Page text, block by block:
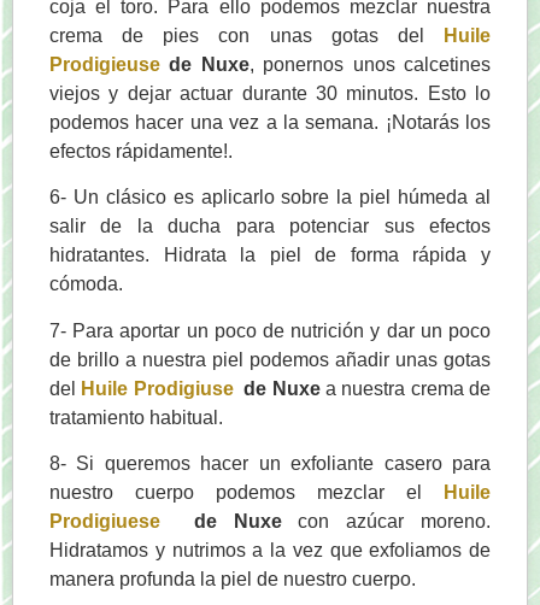
coja el toro. Para ello podemos mezclar nuestra
crema de pies con unas gotas del
Huile
Prodigieuse de Nuxe, ponernos unos calcetines
viejos y dejar actuar durante 30 minutos. Esto lo
podemos hacer una vez a la semana. ¡Notarás los
efectos rápidamente!.
6- Un clásico es aplicarlo sobre la piel húmeda al
salir de la ducha para potenciar sus efectos
hidratantes. Hidrata la piel de forma rápida y
cómoda.
7- Para aportar un poco de nutrición y dar un poco
de brillo a nuestra piel podemos añadir unas gotas
del
Huile Prodigiuse de Nuxea nuestra crema de
tratamiento habitual.
8- Si queremos hacer un exfoliante casero para
nuestro cuerpo podemos mezclar el
Huile
Prodigiuese
de Nuxecon azúcar moreno.
Hidratamos y nutrimos a la vez que exfoliamos de
manera profunda la piel de nuestro cuerpo.